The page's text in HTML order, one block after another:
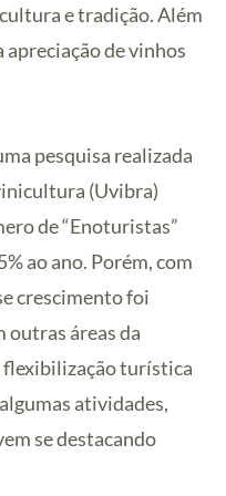
e tradição. Além
apreciação de vinhos
pesquisa realizada
(Uvibra)
de “Enoturistas”
ao ano. Porém, com
crescimento foi
outras áreas da
flexibilização turística
atividades,
se destacando